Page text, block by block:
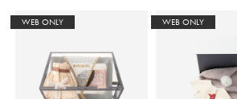
WEB ONLY WEB ONLY